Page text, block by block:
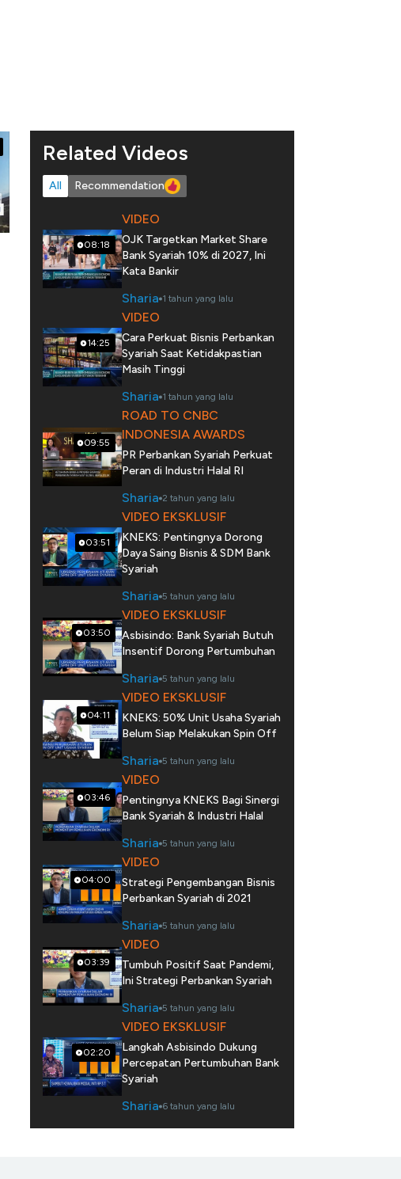
Related Videos
All Recommendation
08:18
VIDEO
OJK Targetkan Market Share
Bank Syariah 10% di 2027, Ini
Kata Bankir
Sharia 1 tahun yang lalu
14:25
VIDEO
Cara Perkuat Bisnis Perbankan
Syariah Saat Ketidakpastian
Masih Tinggi
Sharia 1 tahun yang lalu
09:55
ROAD TO CNBC
INDONESIA AWARDS
PR Perbankan Syariah Perkuat
Peran di Industri Halal RI
Sharia 2 tahun yang lalu
03:51
VIDEO EKSKLUSIF
KNEKS: Pentingnya Dorong
Daya Saing Bisnis & SDM Bank
Syariah
Sharia 5 tahun yang lalu
03:50
VIDEO EKSKLUSIF
Asbisindo: Bank Syariah Butuh
Insentif Dorong Pertumbuhan
Sharia 5 tahun yang lalu
04:11
VIDEO EKSKLUSIF
KNEKS: 50% Unit Usaha Syariah
Belum Siap Melakukan Spin Off
Sharia 5 tahun yang lalu
03:46
VIDEO
Pentingnya KNEKS Bagi Sinergi
Bank Syariah & Industri Halal
Sharia 5 tahun yang lalu
04:00
VIDEO
Strategi Pengembangan Bisnis
Perbankan Syariah di 2021
Sharia 5 tahun yang lalu
03:39
VIDEO
Tumbuh Positif Saat Pandemi,
Ini Strategi Perbankan Syariah
Sharia 5 tahun yang lalu
02:20
VIDEO EKSKLUSIF
Langkah Asbisindo Dukung
Percepatan Pertumbuhan Bank
Syariah
Sharia 6 tahun yang lalu